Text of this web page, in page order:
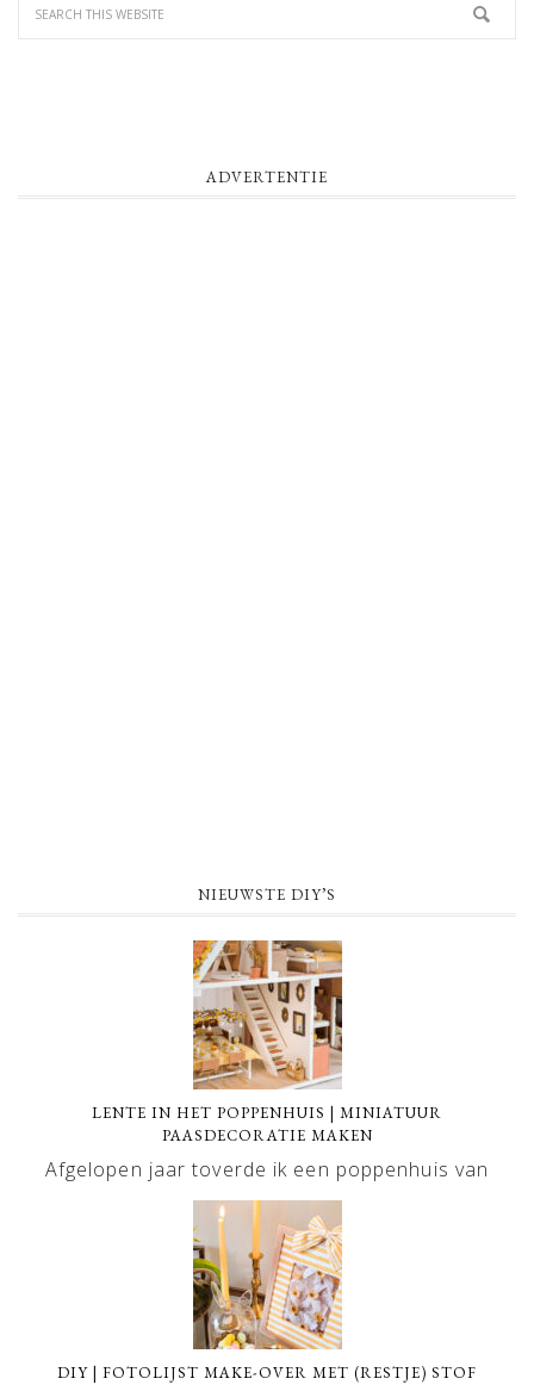
ADVERTENTIE
NIEUWSTE DIY’S
LENTE IN HET POPPENHUIS | MINIATUUR
PAASDECORATIE MAKEN
Afgelopen jaar toverde ik een poppenhuis van
DIY | FOTOLIJST MAKE-OVER MET (RESTJE) STOF